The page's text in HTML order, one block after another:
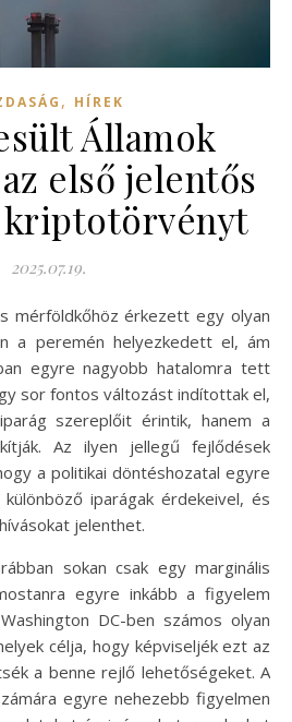
, HÍREK
Államok
első jelentős
kriptotörvényt
2025.07.19.
a peremén helyezkedett el, ám
egyre nagyobb hatalomra tett
sor fontos változást indítottak el,
szereplőit érintik, hanem a
Az ilyen jellegű fejlődések
a politikai döntéshozatal egyre
iparágak érdekeivel, és
jelenthet.
sokan csak egy marginális
egyre inkább a figyelem
DC-ben számos olyan
célja, hogy képviseljék ezt az
a benne rejlő lehetőségeket. A
egyre nehezebb figyelmen